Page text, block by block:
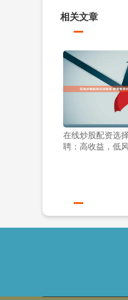
相关文章
在线炒股配资选
聘：高收益，低